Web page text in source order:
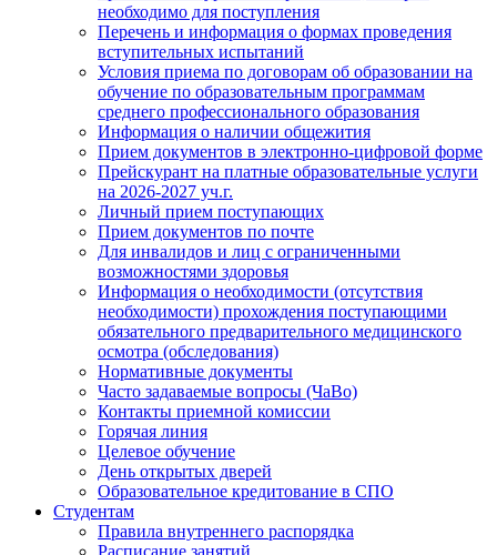
необходимо для поступления
Перечень и информация о формах проведения
вступительных испытаний
Условия приема по договорам об образовании на
обучение по образовательным программам
среднего профессионального образования
Информация о наличии общежития
Прием документов в электронно-цифровой форме
Прейскурант на платные образовательные услуги
на 2026-2027 уч.г.
Личный прием поступающих
Прием документов по почте
Для инвалидов и лиц с ограниченными
возможностями здоровья
Информация о необходимости (отсутствия
необходимости) прохождения поступающими
обязательного предварительного медицинского
осмотра (обследования)
Нормативные документы
Часто задаваемые вопросы (ЧаВо)
Контакты приемной комиссии
Горячая линия
Целевое обучение
День открытых дверей
Образовательное кредитование в СПО
Студентам
Правила внутреннего распорядка
Расписание занятий